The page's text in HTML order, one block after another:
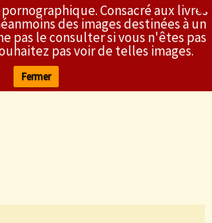
Consacré aux livres
des images destinées à un
pas le consulter si vous n'êtes pas
pas voir de telles images.
Fermer